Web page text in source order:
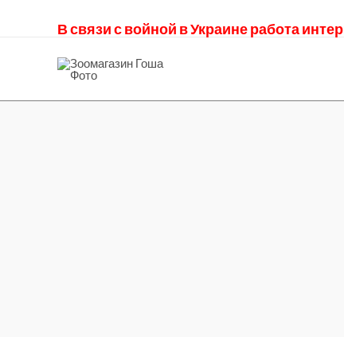
В связи с войной в Украине работа